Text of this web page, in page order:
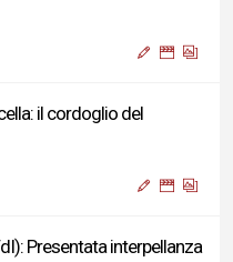
il cordoglio del
Presentata interpellanza